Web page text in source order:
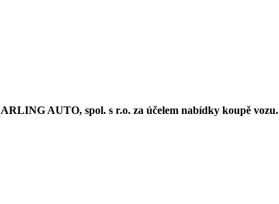
AUTO, spol. s r.o. za účelem nabídky koupě vozu.